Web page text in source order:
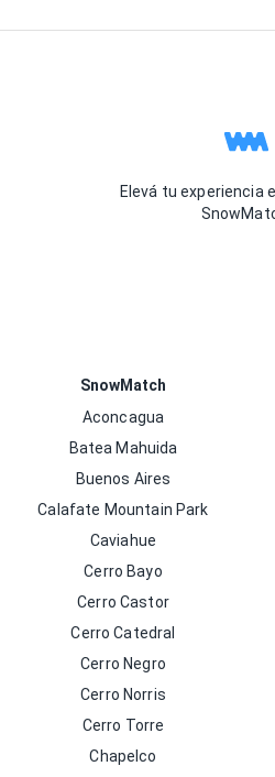
Elevá tu experiencia
SnowMatch
Aconcagua
Batea Mahuida
Buenos Aires
Calafate Mountain Park
Caviahue
Cerro Bayo
Cerro Castor
Cerro Catedral
Cerro Negro
Cerro Norris
Cerro Torre
Chapelco